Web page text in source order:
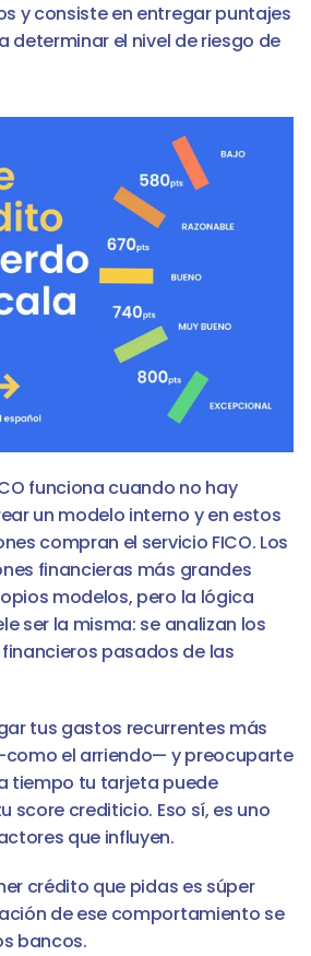
y consiste en entregar puntajes
determinar el nivel de riesgo de
funciona cuando no hay
un modelo interno y en estos
compran el servicio FICO. Los
financieras más grandes
modelos, pero la lógica
ser la misma: se analizan los
pasados de las
tus gastos recurrentes más
el arriendo— y preocuparte
tiempo tu tarjeta puede
score crediticio. Eso sí, es uno
que influyen.
crédito que pidas es súper
de ese comportamiento se
bancos.